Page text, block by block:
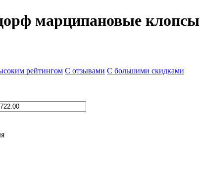
марципановые клопсы
рейтингом C отзывами С большими скидками